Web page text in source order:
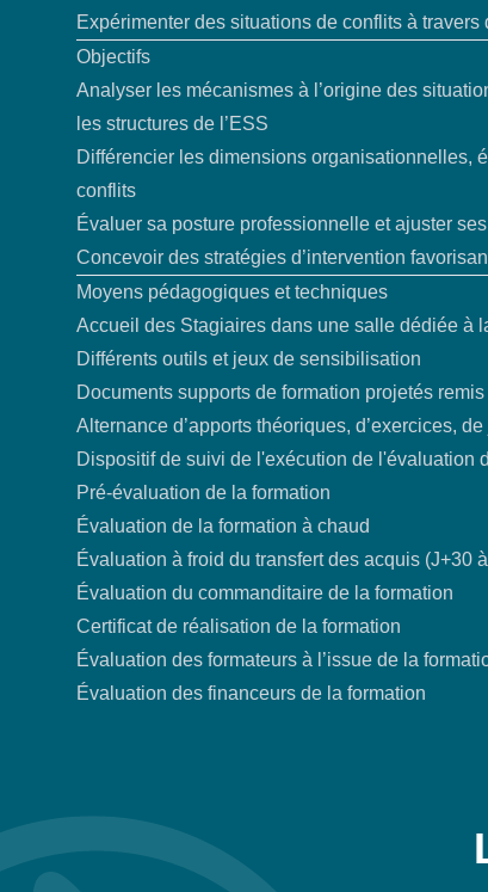
Expérimenter des situations de conflits à travers
Objectifs
Analyser les mécanismes à l’origine des
les structures de l’ESS
Différencier les dimensions organisationnelles,
conflits
Évaluer sa posture professionnelle et ajuster
Concevoir des stratégies d’intervention
Moyens pédagogiques et techniques
Accueil des Stagiaires dans une salle dédiée à
Différents outils et jeux de sensibilisation
Documents supports de formation projetés
Alternance d’apports théoriques, d’exercices,
Dispositif de suivi de l'exécution de l'évaluation
Pré-évaluation de la formation
Évaluation de la formation à chaud
Évaluation à froid du transfert des acquis (J+30
Évaluation du commanditaire de la formation
Certificat de réalisation de la formation
Évaluation des formateurs à l’issue de la
Évaluation des financeurs de la formation